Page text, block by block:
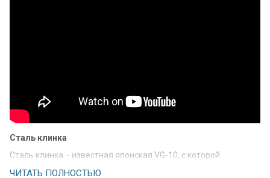
Сталь клинка
Сталь клинка - известная японская VG-10, с которой
ЧИТАТЬ ПОЛНОСТЬЮ